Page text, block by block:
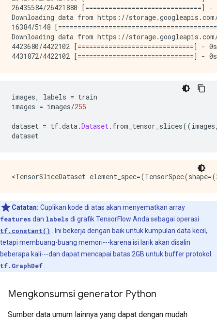
26435584/26421880
Downloading data from https://
16384/5148
Downloading data from https://
4423680/4422102 [==============================] -
images, labels = train
images = images/255
dataset = tf.data.Dataset. from_tensor_slices((images
dataset
Catatan: Cuplikan kode di atas akan menyematkan array
features dan labels di grafik TensorFlow Anda sebagai operasi
tf.constant()
. Ini bekerja dengan baik untuk kumpulan data kecil,
tetapi membuang-buang memori---karena isi larik akan disalin
beberapa kali---dan dapat mencapai batas 2GB untuk buffer protokol
tf.GraphDef
Mengkonsumsi generator Python
Sumber data umum lainnya yang dapat dengan mudah